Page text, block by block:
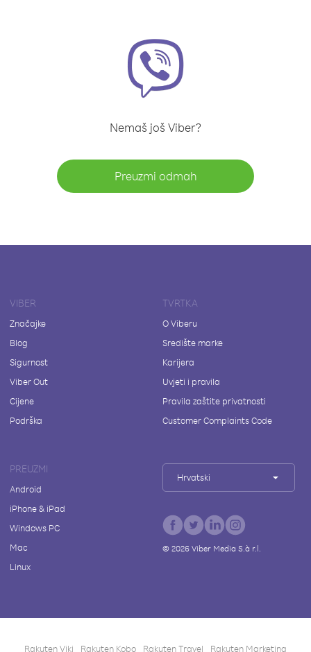
Nemaš još Viber?
Preuzmi odmah
VIBER
Značajke
Blog
Sigurnost
Viber Out
Cijene
Podrška
TVRTKA
O Viberu
Središte marke
Karijera
Uvjeti i pravila
Pravila zaštite privatnosti
Customer Complaints Code
PREUZMI
Android
iPhone & iPad
Windows PC
Mac
Linux
Hrvatski
© 2026Viber Media S.à r.l.
Rakuten Viki Rakuten Kobo Rakuten Travel Rakuten Marketing